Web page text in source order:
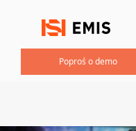
Poproś o demo